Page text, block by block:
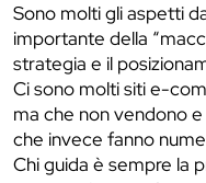
Sono molti gli aspetti
importante della
strategia e il
Ci sono molti siti e-
ma che non vendono
che invece fanno
Chi guida è sempre la